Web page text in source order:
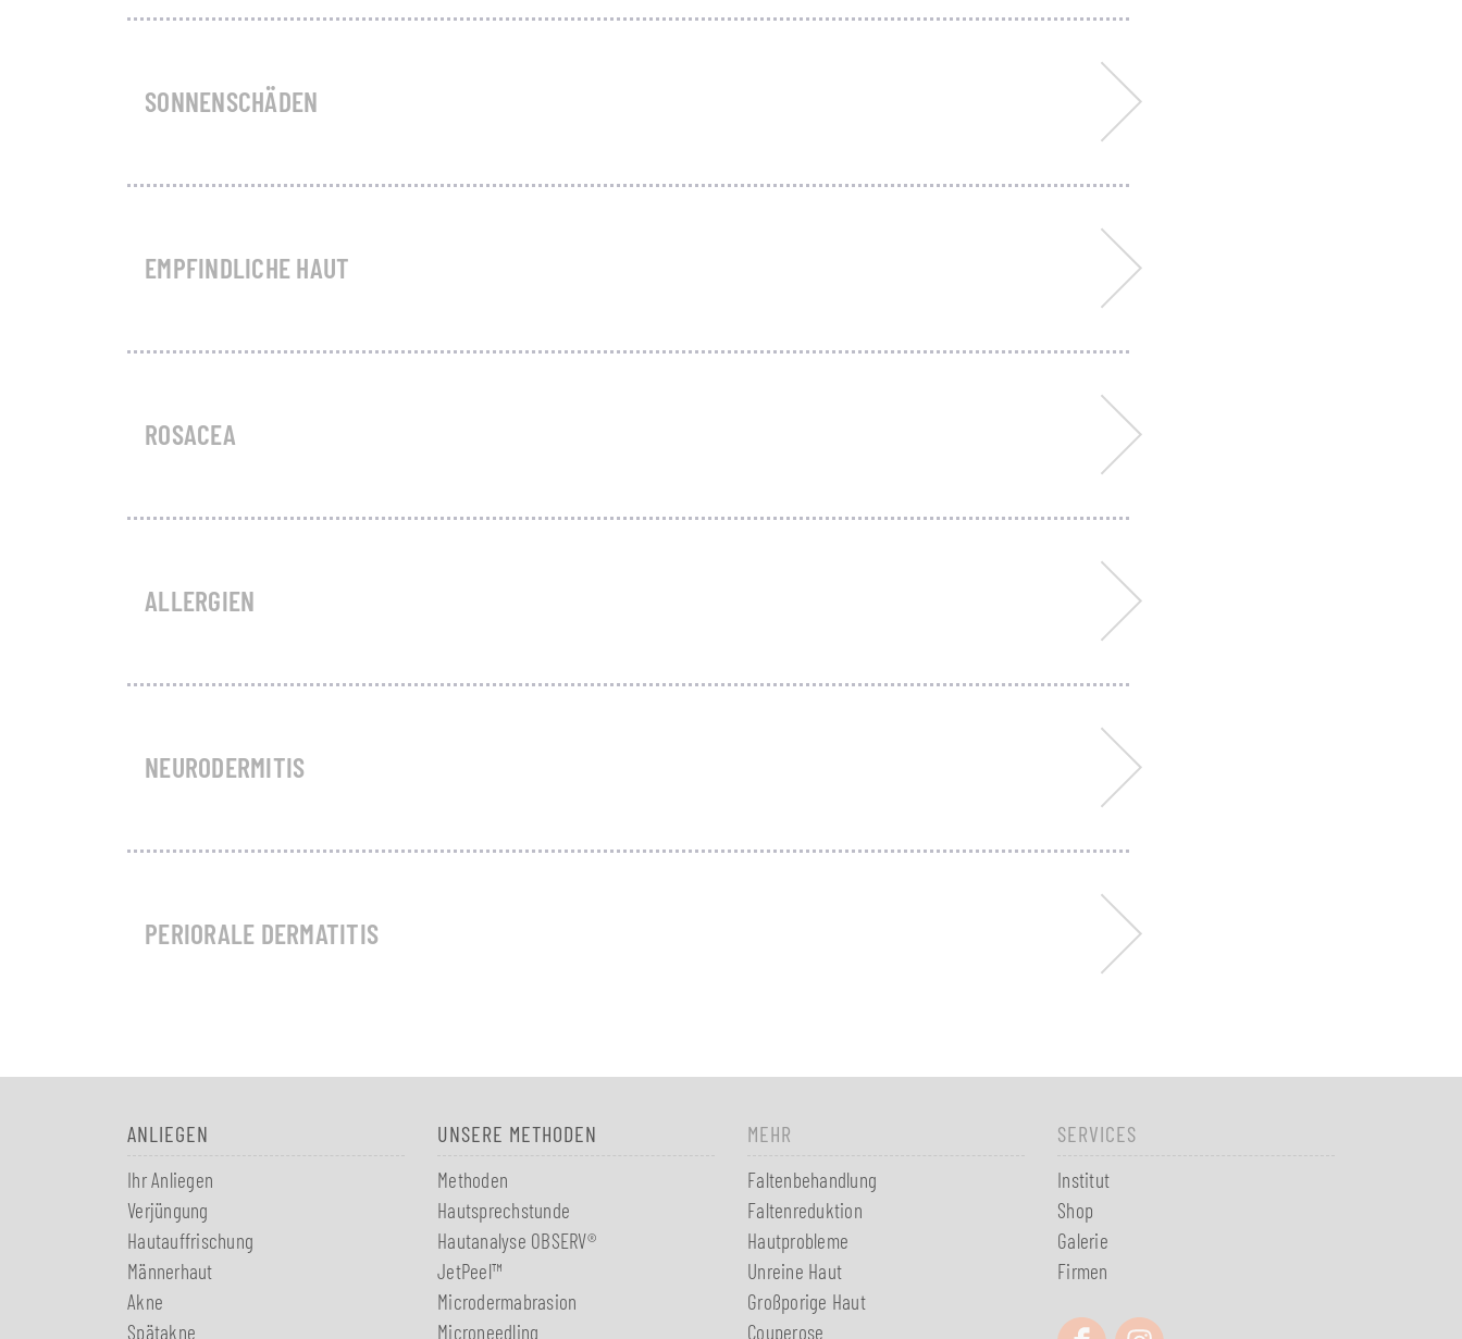
SONNENSCHÄDEN
EMPFINDLICHE HAUT
ROSACEA
ALLERGIEN
NEURODERMITIS
PERIORALE DERMATITIS
ANLIEGEN
Ihr Anliegen
Verjüngung
Hautauffrischung
Männerhaut
Akne
Spätakne
UNSERE METHODEN
Methoden
Hautsprechstunde
Hautanalyse OBSERV®
JetPeel™
Microdermabrasion
Microneedling
MEHR
Faltenbehandlung
Faltenreduktion
Hautprobleme
Unreine Haut
Großporige Haut
Couperose
SERVICES
Institut
Shop
Galerie
Firmen